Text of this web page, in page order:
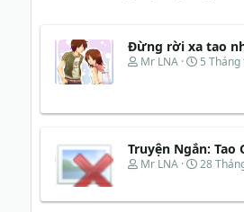
Đừng rời xa tao
T
a
s
t
t
Mr LNA
N
b
t
đ
5 Tháng
Truyện Ngắn: Tao
T
e
Mr LNA
N
y
28